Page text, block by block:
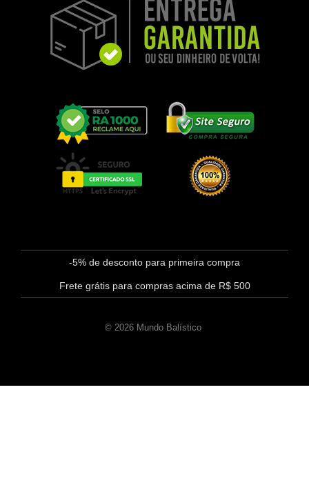
-5% de desconto para primeira compra
Frete grátis para compras acima de R$ 500
© 2026 Mundo Balístico